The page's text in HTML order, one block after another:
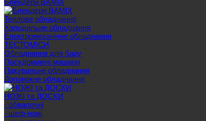
Блендери BAMIX
Теплове обладнання
Холодильне обладнання
Електромеханічне обладнання
ТЕСТОМІСИ
Обладнання для бару
Посудомиючі машини
Пакувальне обладнання
Допоміжне обладнання
НОЖІ та ДОСКИ
- обвалочні
- шеф-ножі